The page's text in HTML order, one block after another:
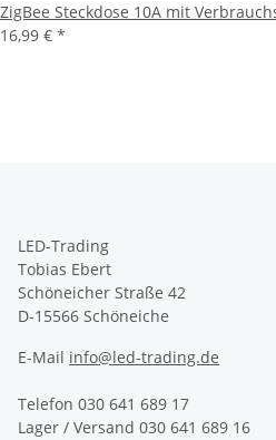
ZigBee Steckdose 10A mit
16,99 € *
LED-Trading
Tobias Ebert
Schöneicher Straße 42
D-15566 Schöneiche
E-Mail info@led-trading.de
Telefon 030 641 689 17
Lager / Versand 030 641 689 16